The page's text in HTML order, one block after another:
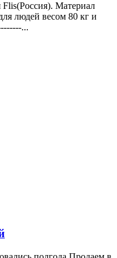
Flis(Россия). Материал
людей весом 80 кг и
...